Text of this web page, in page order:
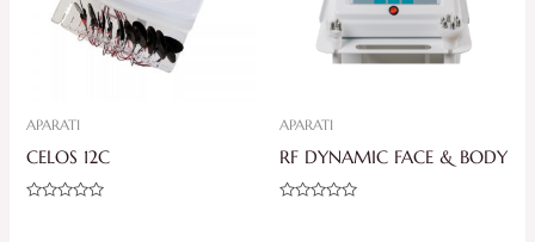
APARATI
CELOS 12C
APARATI
RF DYNAMIC FACE & BODY